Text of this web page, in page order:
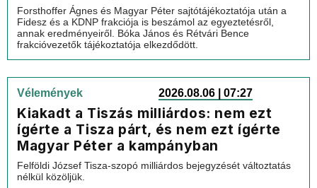
Forsthoffer Ágnes és Magyar Péter sajtótájékoztatója után a
Fidesz és a KDNP frakciója is beszámol az egyeztetésről,
annak eredményeiről. Bóka János és Rétvári Bence
frakcióvezetők tájékoztatója elkezdődött.
Vélemények 2026.08.06 | 07:27
Kiakadt a Tiszás milliárdos: nem ezt
ígérte a Tisza párt, és nem ezt ígérte
Magyar Péter a kampányban
Felföldi József Tisza-szopó milliárdos bejegyzését változtatás
nélkül közöljük.